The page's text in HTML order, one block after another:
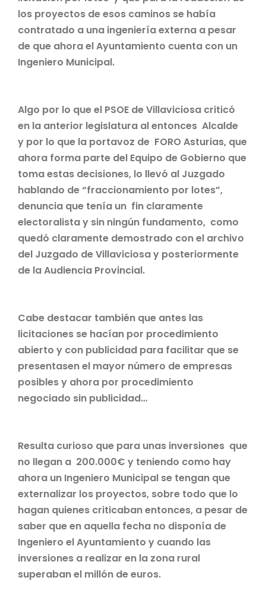
los proyectos de esos caminos se había
contratado a una ingeniería externa a pesar
de que ahora el Ayuntamiento cuenta con un
Ingeniero Municipal.
Algo por lo que el PSOE de Villaviciosa criticó
en la anterior legislatura al entonces Alcalde
y por lo que la portavoz de FORO Asturias, que
ahora forma parte del Equipo de Gobierno que
toma estas decisiones, lo llevó al Juzgado
hablando de “fraccionamiento por lotes”,
denuncia que tenía un fin claramente
electoralista y sin ningún fundamento, como
quedó claramente demostrado con el archivo
del Juzgado de Villaviciosa y posteriormente
de la Audiencia Provincial.
Cabe destacar también que antes las
licitaciones se hacían por procedimiento
abierto y con publicidad para facilitar que se
presentasen el mayor número de empresas
posibles y ahora por procedimiento
negociado sin publicidad…
Resulta curioso que para unas inversiones que
no llegan a 200.000€ y teniendo como hay
ahora un Ingeniero Municipal se tengan que
externalizar los proyectos, sobre todo que lo
hagan quienes criticaban entonces, a pesar de
saber que en aquella fecha no disponía de
Ingeniero el Ayuntamiento y cuando las
inversiones a realizar en la zona rural
superaban el millón de euros.